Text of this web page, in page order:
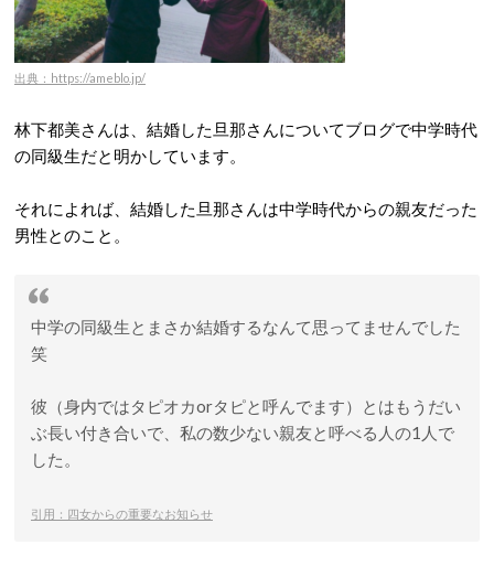
出典：https://ameblo.jp/
林下都美さんは、結婚した旦那さんについてブログで中学時代
の同級生だと明かしています。
それによれば、結婚した旦那さんは中学時代からの親友だった
男性とのこと。
中学の同級生とまさか結婚するなんて思ってませんでした
笑
彼（身内ではタピオカorタピと呼んでます）とはもうだい
ぶ長い付き合いで、私の数少ない親友と呼べる人の1人で
した。
引用：四女からの重要なお知らせ